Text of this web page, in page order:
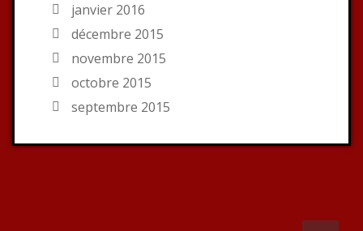
janvier 2016
décembre 2015
novembre 2015
octobre 2015
septembre 2015